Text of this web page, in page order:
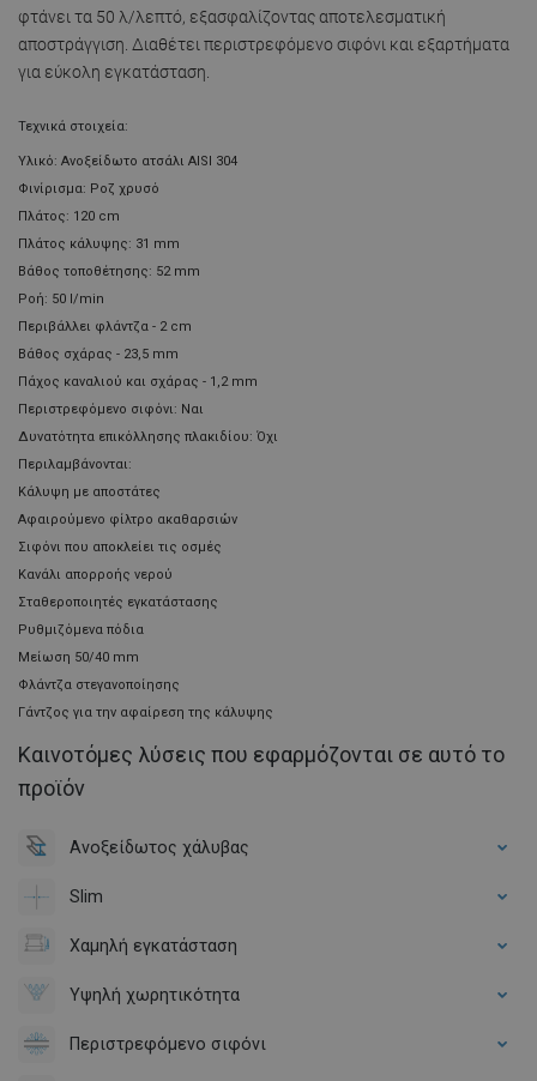
φτάνει τα 50 λ/λεπτό, εξασφαλίζοντας αποτελεσματική
αποστράγγιση. Διαθέτει περιστρεφόμενο σιφόνι και εξαρτήματα
για εύκολη εγκατάσταση.
Τεχνικά στοιχεία:
Υλικό: Ανοξείδωτο ατσάλι AISI 304
Φινίρισμα: Ροζ χρυσό
Πλάτος: 120 cm
Πλάτος κάλυψης: 31 mm
Βάθος τοποθέτησης: 52 mm
Ροή: 50 l/min
Περιβάλλει φλάντζα - 2 cm
Βάθος σχάρας - 23,5 mm
Πάχος καναλιού και σχάρας - 1,2 mm
Περιστρεφόμενο σιφόνι: Ναι
Δυνατότητα επικόλλησης πλακιδίου: Όχι
Περιλαμβάνονται:
Κάλυψη με αποστάτες
Αφαιρούμενο φίλτρο ακαθαρσιών
Σιφόνι που αποκλείει τις οσμές
Κανάλι απορροής νερού
Σταθεροποιητές εγκατάστασης
Ρυθμιζόμενα πόδια
Μείωση 50/40 mm
Φλάντζα στεγανοποίησης
Γάντζος για την αφαίρεση της κάλυψης
Καινοτόμες λύσεις που εφαρμόζονται σε αυτό το
προϊόν
Ανοξείδωτος χάλυβας
Slim
Χαμηλή εγκατάσταση
Υψηλή χωρητικότητα
Περιστρεφόμενο σιφόνι